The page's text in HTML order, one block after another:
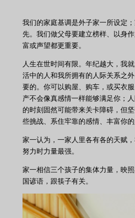
我们的家庭基调是外子家一所设定
先。我们做父母要建立榜样、以身
富或声望都更重要。
人生在世时间有限。年纪越大，我
活中的人和我所拥有的人际关系之
要的。你可以购屋、购车，或买衣
产不会像真感情一样能够满足你；
的时刻固然可能带来关卡障碍，但
些挑战、系住牢靠的感情、丰富你的
家一认为，一家人里各有各的天赋
努力时力量最强。
家一相信三个孩子的集体力量，映
国谚语，跟筷子有关。